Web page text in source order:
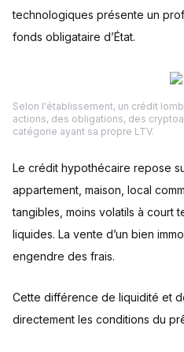
technologiques présente un
fonds obligataire d’État.
Selon l'établissement, un crédit
actions, des obligations, des
catégorie ayant sa propre LTV.
Le crédit hypothécaire repose
appartement, maison, local
tangibles, moins volatils à court
liquides. La vente d’un bien
engendre des frais.
Cette différence de liquidité et
directement les conditions du